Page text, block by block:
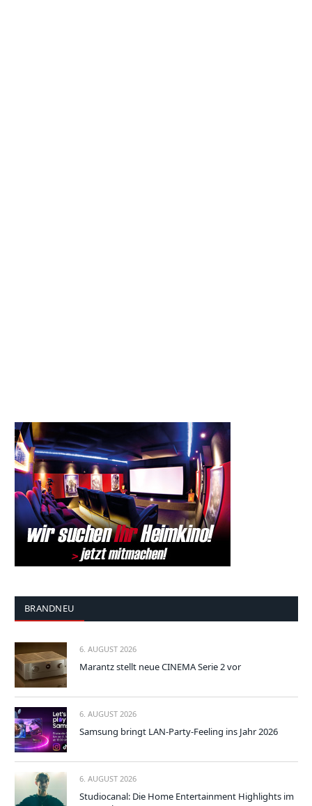
BRANDNEU
6. AUGUST 2026
Marantz stellt neue CINEMA Serie 2 vor
6. AUGUST 2026
Samsung bringt LAN-Party-Feeling ins Jahr 2026
6. AUGUST 2026
Studiocanal: Die Home Entertainment Highlights im